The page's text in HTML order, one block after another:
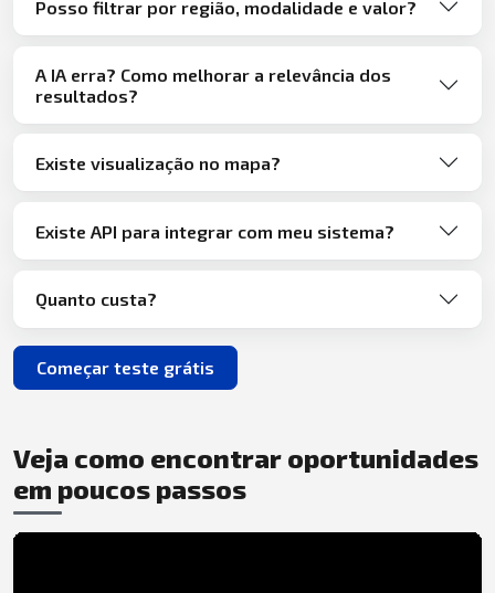
Posso filtrar por região, modalidade e valor?
A IA erra? Como melhorar a relevância dos
resultados?
Existe visualização no mapa?
Existe API para integrar com meu sistema?
Quanto custa?
Começar teste grátis
Veja como encontrar oportunidades
em poucos passos